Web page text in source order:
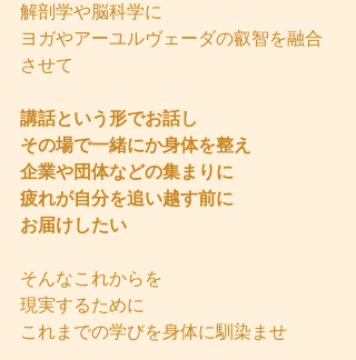
解剖学や脳科学に
ヨガやアーユルヴェーダの叡智を融合
させて
講話という形でお話し
その場で一緒にか身体を整え
企業や団体などの集まりに
疲れが自分を追い越す前に
お届けしたい
そんなこれからを
現実するために
これまでの学びを身体に馴染ませ